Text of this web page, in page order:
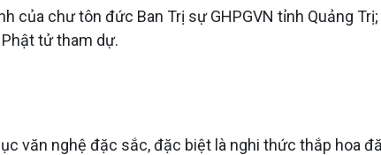
của chư tôn đức Ban Trị sự GHPGVN tỉnh Quảng
tử tham dự.
văn nghệ đặc sắc, đặc biệt là nghi thức thắp hoa